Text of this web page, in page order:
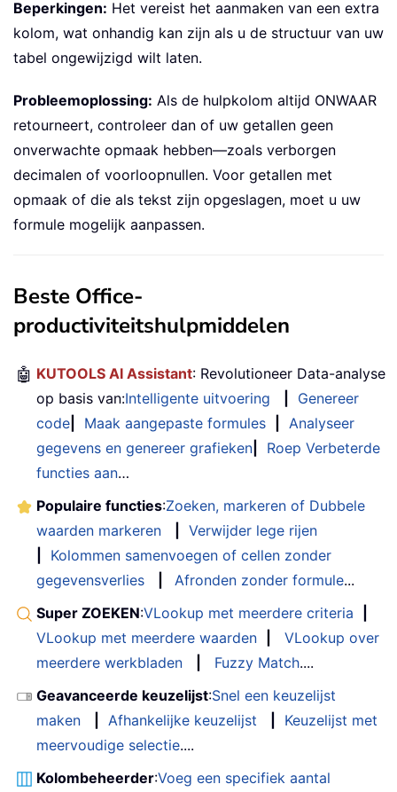
Beperkingen: Het vereist het aanmaken van een extra
kolom, wat onhandig kan zijn als u de structuur van uw
tabel ongewijzigd wilt laten.
Probleemoplossing: Als de hulpkolom altijd ONWAAR
retourneert, controleer dan of uw getallen geen
onverwachte opmaak hebben—zoals verborgen
decimalen of voorloopnullen. Voor getallen met
opmaak of die als tekst zijn opgeslagen, moet u uw
formule mogelijk aanpassen.
Beste Office-
productiviteitshulpmiddelen
🤖 KUTOOLS AI Assistant: Revolutioneer Data-analyse
op basis van:Intelligente uitvoering
Genereer
code
Maak aangepaste formules
Analyseer
gegevens en genereer grafieken
Roep Verbeterde
functies aan…
Populaire functies:Zoeken, markeren of Dubbele
waarden markeren
Verwijder lege rijen
Kolommen samenvoegen of cellen zonder
gegevensverlies
Afronden zonder formule...
Super ZOEKEN:VLookup met meerdere criteria
VLookup met meerdere waarden
VLookup over
meerdere werkbladen
Fuzzy Match....
Geavanceerde keuzelijst:Snel een keuzelijst
maken
Afhankelijke keuzelijst
Keuzelijst met
meervoudige selectie....
Kolombeheerder:Voeg een specifiek aantal